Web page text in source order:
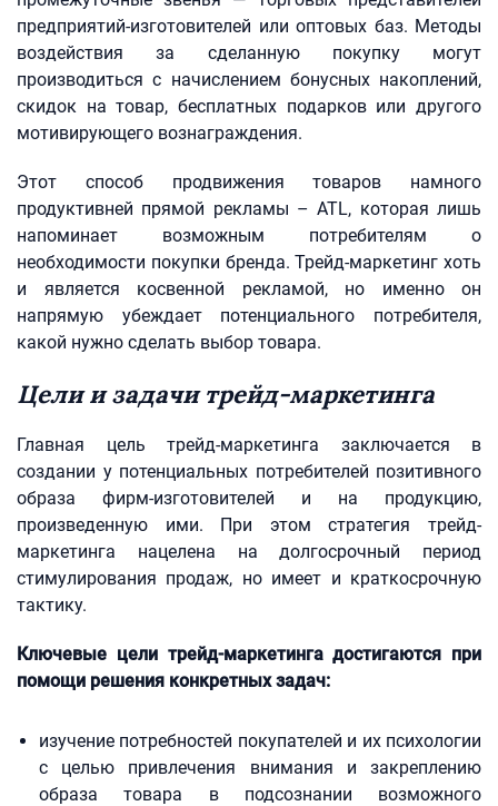
предприятий-изготовителей или оптовых баз. Методы
воздействия за сделанную покупку могут
производиться с начислением бонусных накоплений,
скидок на товар, бесплатных подарков или другого
мотивирующего вознаграждения.
Этот способ продвижения товаров намного
продуктивней прямой рекламы – ATL, которая лишь
напоминает возможным потребителям о
необходимости покупки бренда. Трейд-маркетинг хоть
и является косвенной рекламой, но именно он
напрямую убеждает потенциального потребителя,
какой нужно сделать выбор товара.
Цели и задачи трейд-маркетинга
Главная цель трейд-маркетинга заключается в
создании у потенциальных потребителей позитивного
образа фирм-изготовителей и на продукцию,
произведенную ими. При этом стратегия трейд-
маркетинга нацелена на долгосрочный период
стимулирования продаж, но имеет и краткосрочную
тактику.
Ключевые цели трейд-маркетинга достигаются при
помощи решения конкретных задач:
изучение потребностей покупателей и их психологии
с целью привлечения внимания и закреплению
образа товара в подсознании возможного